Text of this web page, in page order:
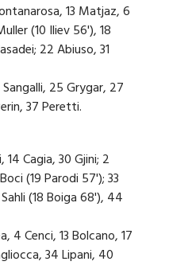
13 Matjaz, 6
(10 Iliev 56'), 18
22 Abiuso, 31
25 Grygar, 27
37 Peretti.
Cagia, 30 Gjini; 2
(19 Parodi 57'); 33
(18 Boiga 68'), 44
4 Cenci, 13 Bolcano, 17
34 Lipani, 40